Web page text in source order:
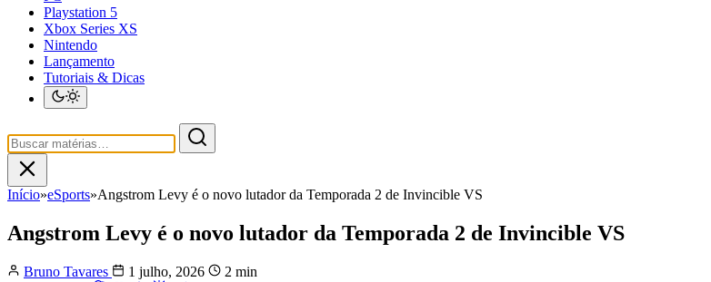
Playstation 5
Xbox Series XS
Nintendo
Lançamento
Tutoriais & Dicas
Início»eSports»Angstrom Levy é o novo lutador da Temporada 2 de Invincible VS
Angstrom Levy é o novo lutador da Temporada 2 de Invincible VS
Bruno Tavares 1 julho, 2026
2 min